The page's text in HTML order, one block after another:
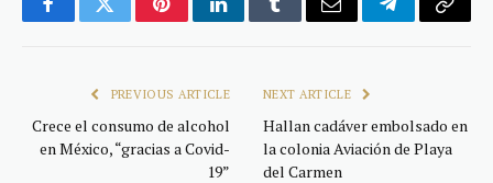
FacebookTwitterPinterestLinkedInTumblrEmail TelegramCopy
PREVIOUS ARTICLE
Crece el consumo de alcohol
en México, “gracias a Covid-
19”
NEXT ARTICLE
Hallan cadáver embolsado en
la colonia Aviación de Playa
del Carmen